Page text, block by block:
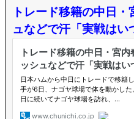
トレード移籍の中日
ュなどで汗「実戦はい